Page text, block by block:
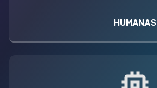
HUMANAS